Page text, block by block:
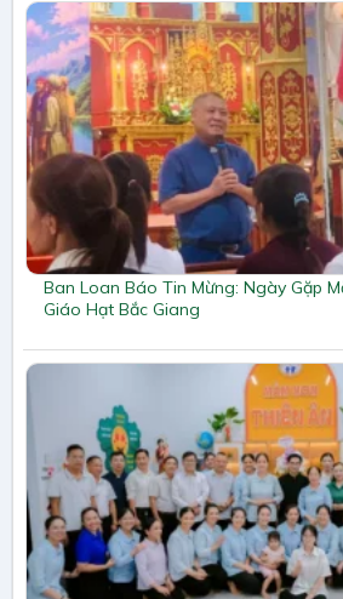
Ban Loan Báo Tin Mừng: Ngày Gặp
Giáo Hạt Bắc Giang